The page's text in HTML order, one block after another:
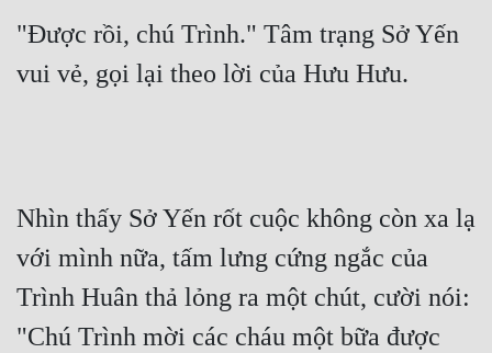
"Được rồi, chú Trình." Tâm trạng Sở Yến
vui vẻ, gọi lại theo lời của Hưu Hưu.
Nhìn thấy Sở Yến rốt cuộc không còn xa lạ
với mình nữa, tấm lưng cứng ngắc của
Trình Huân thả lỏng ra một chút, cười nói:
"Chú Trình mời các cháu một bữa được